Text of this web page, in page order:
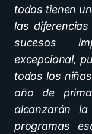
todos tienen
las
sucesos
excepcional,
todos los
año de
alcanzarán
programas